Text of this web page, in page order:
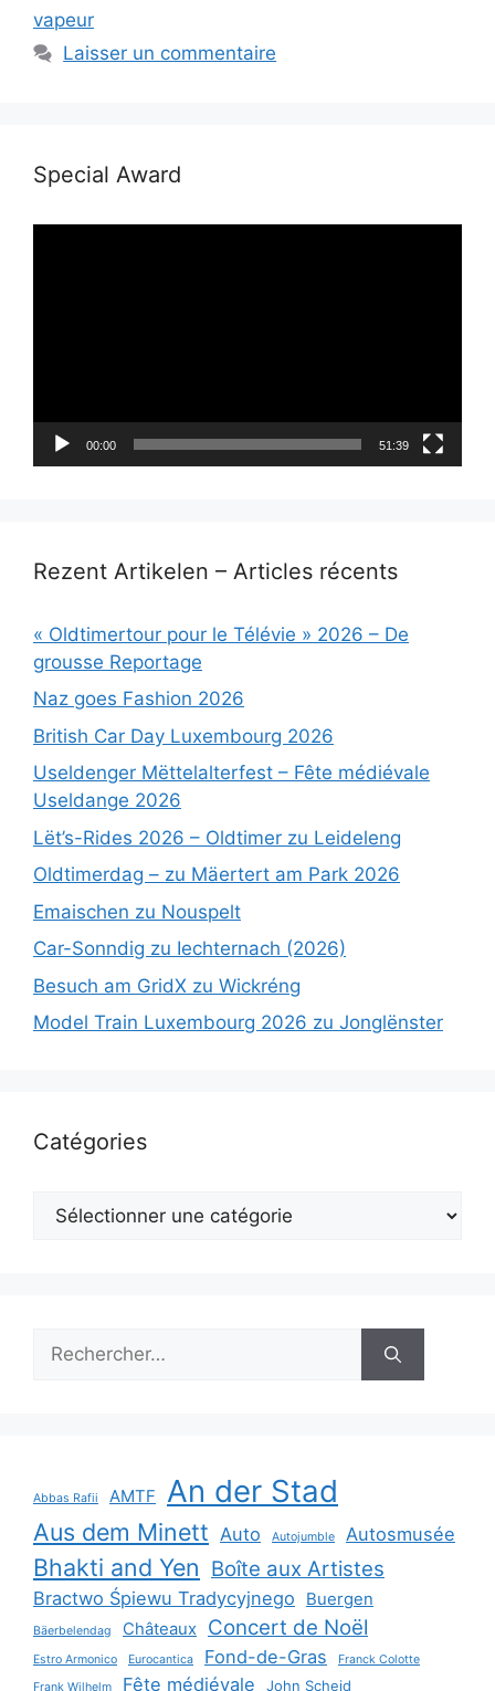
vapeur
Laisser un commentaire
Special Award
00:00 51:39
Rezent Artikelen – Articles récents
« Oldtimertour pour le Télévie » 2026 – De
grousse Reportage
Naz goes Fashion 2026
British Car Day Luxembourg 2026
Useldenger Mëttelalterfest – Fête médiévale
Useldange 2026
Lët’s-Rides 2026 – Oldtimer zu Leideleng
Oldtimerdag – zu Mäertert am Park 2026
Emaischen zu Nouspelt
Car-Sonndig zu Iechternach (2026)
Besuch am GridX zu Wickréng
Model Train Luxembourg 2026 zu Jonglënster
Catégories
Catégories
Rechercher :
Abbas Rafii AMTF An der Stad
Aus dem Minett Auto Autojumble Autosmusée
Bhakti and Yen Boîte aux Artistes
Bractwo Śpiewu Tradycyjnego Buergen
Bäerbelendag Châteaux Concert de Noël
Estro Armonico Eurocantica Fond-de-Gras
Franck Colotte
Frank Wilhelm
Fête médiévale John Scheid